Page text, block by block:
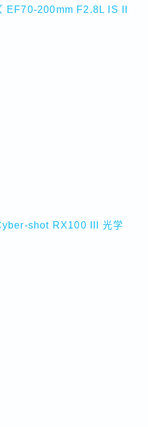
EF70-200mm F2.8L IS II
shot RX100 III 光学